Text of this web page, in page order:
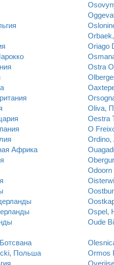
Oriago
Ostra
Oliva,
Oestra
O
Ordino,
Африка
Ospel,
Oude
Польша
Ormos